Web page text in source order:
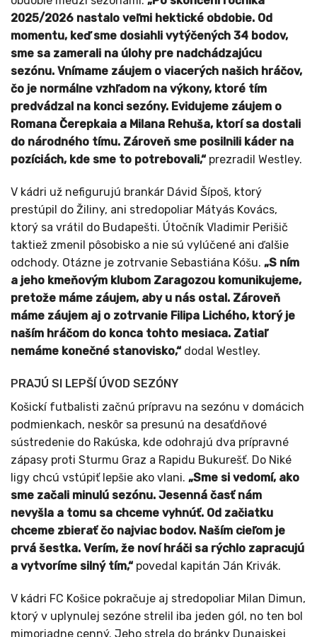
2025/2026 nastalo veľmi hektické obdobie. Od
momentu, keď sme dosiahli vytýčených 34 bodov,
sme sa zamerali na úlohy pre nadchádzajúcu
sezónu. Vnímame záujem o viacerých našich hráčov,
čo je normálne vzhľadom na výkony, ktoré tím
predvádzal na konci sezóny. Evidujeme záujem o
Romana Čerepkaia a Milana Rehuša, ktorí sa dostali
do národného tímu. Zároveň sme posilnili káder na
pozíciách, kde sme to potrebovali,“ prezradil Westley.
V kádri už nefigurujú brankár Dávid Šípoš, ktorý
prestúpil do Žiliny, ani stredopoliar Mátyás Kovács,
ktorý sa vrátil do Budapešti. Útočník Vladimir Perišič
taktiež zmenil pôsobisko a nie sú vylúčené ani ďalšie
odchody. Otázne je zotrvanie Sebastiána Kóšu. „S ním
a jeho kmeňovým klubom Zaragozou komunikujeme,
pretože máme záujem, aby u nás ostal. Zároveň
máme záujem aj o zotrvanie Filipa Lichého, ktorý je
naším hráčom do konca tohto mesiaca. Zatiaľ
nemáme konečné stanovisko,“ dodal Westley.
PRAJÚ SI LEPŠÍ ÚVOD SEZÓNY
Košickí futbalisti začnú prípravu na sezónu v domácich
podmienkach, neskôr sa presunú na desaťdňové
sústredenie do Rakúska, kde odohrajú dva prípravné
zápasy proti Sturmu Graz a Rapidu Bukurešť. Do Niké
ligy chcú vstúpiť lepšie ako vlani. „Sme si vedomí, ako
sme začali minulú sezónu. Jesenná časť nám
nevyšla a tomu sa chceme vyhnúť. Od začiatku
chceme zbierať čo najviac bodov. Naším cieľom je
prvá šestka. Verím, že noví hráči sa rýchlo zapracujú
a vytvoríme silný tím,“ povedal kapitán Ján Krivák.
V kádri FC Košice pokračuje aj stredopoliar Milan Dimun,
ktorý v uplynulej sezóne strelil iba jeden gól, no ten bol
mimoriadne cenný. Jeho strela do bránky Dunajskej